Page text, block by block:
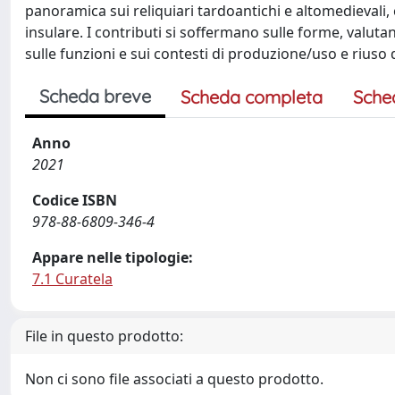
panoramica sui reliquiari tardoantichi e
insulare. I contributi si soffermano sulle forme,
sulle funzioni e sui contesti di produzione/uso e
Scheda breve Scheda completa
Anno
2021
Codice ISBN
978-88-6809-346-4
Appare nelle tipologie:
7.1 Curatela
File in questo prodotto:
Non ci sono file associati a questo prodotto.